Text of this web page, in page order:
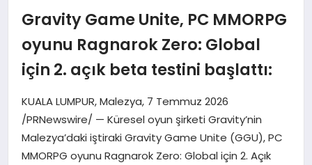
Gravity Game Unite, PC MMORPG
oyunu Ragnarok Zero: Global
için 2. açık beta testini başlattı:
KUALA LUMPUR, Malezya, 7 Temmuz 2026
/PRNewswire/ — Küresel oyun şirketi Gravity’nin
Malezya’daki iştiraki Gravity Game Unite (GGU), PC
MMORPG oyunu Ragnarok Zero: Global için 2. Açık